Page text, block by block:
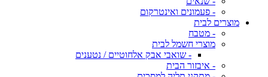
- פעמונים ואינטרקום
מוצרים לבית
- מטבח
מוצרי חשמל לבית
- שואבי אבק אלחוטיים / נטענים
- איבזור הבית